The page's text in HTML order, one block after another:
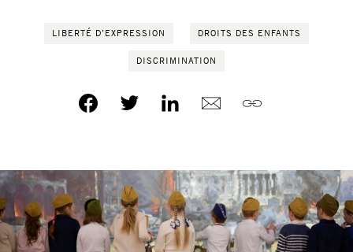
LIBERTÉ D’EXPRESSION DROITS DES ENFANTS
DISCRIMINATION